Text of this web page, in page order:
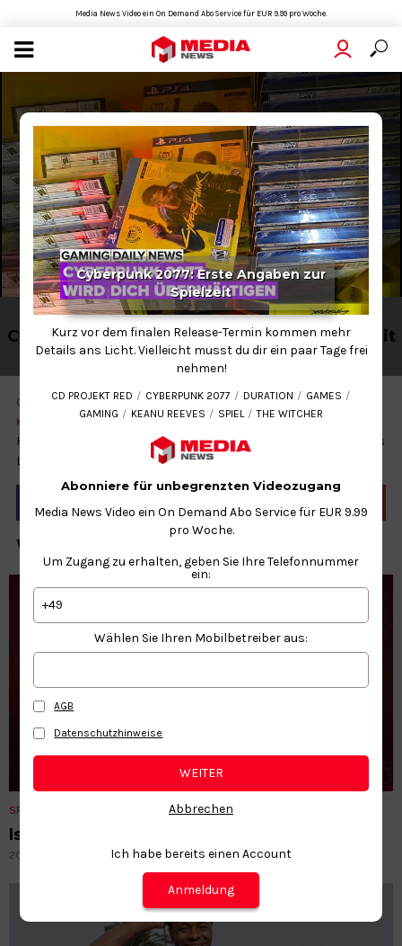
Media News Video ein On Demand Abo Service für EUR 9.99 pro Woche.
Cyberpunk 2077: Erste Angaben zur
Spielzeit
Kurz vor dem finalen Release-Termin kommen mehr
Details ans Licht. Vielleicht musst du dir ein paar Tage frei
nehmen!
CD PROJEKT RED CYBERPUNK 2077 DURATION
GAMES
GAMING
KEANU REEVES SPIEL THE WITCHER
Abonniere für unbegrenzten Videozugang
Media News Video ein On Demand Abo Service für EUR 9.99
pro Woche.
Um Zugang zu erhalten, geben Sie Ihre Telefonnummer
ein:
+49
Wählen Sie Ihren Mobilbetreiber aus:
AGB
Datenschutzhinweise
WEITER
Abbrechen
Ich habe bereits einen Account
Anmeldung
SPORTS
Cyberpunk 2077: Erste Angaben zur Spielzeit
2021-03-02 01:29
CD PROJEKT RED CYBERPUNK 2077 DURATION GAMES
GAMING
KEANU REEVES
SPIEL
Kurz vor dem finalen Release-Termin kommen mehr Details ans
Licht. Vielleicht musst du dir ein paar Tage frei nehmen!
WEITERE NEWS ZUM THEMA
SPORTS
Ist Thymesia das neue Elden Ring?
2023-02-22